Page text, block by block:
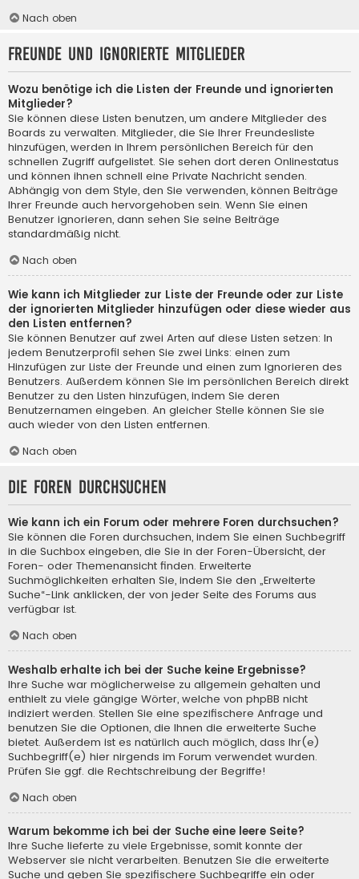
Nach oben
Freunde und ignorierte Mitglieder
Wozu benötige ich die Listen der Freunde und ignorierten
Mitglieder?
Sie können diese Listen benutzen, um andere Mitglieder des
Boards zu verwalten. Mitglieder, die Sie Ihrer Freundesliste
hinzufügen, werden in Ihrem persönlichen Bereich für den
schnellen Zugriff aufgelistet. Sie sehen dort deren Onlinestatus
und können ihnen schnell eine Private Nachricht senden.
Abhängig von dem Style, den Sie verwenden, können Beiträge
Ihrer Freunde auch hervorgehoben sein. Wenn Sie einen
Benutzer ignorieren, dann sehen Sie seine Beiträge
standardmäßig nicht.
Nach oben
Wie kann ich Mitglieder zur Liste der Freunde oder zur Liste
der ignorierten Mitglieder hinzufügen oder diese wieder aus
den Listen entfernen?
Sie können Benutzer auf zwei Arten auf diese Listen setzen: In
jedem Benutzerprofil sehen Sie zwei Links: einen zum
Hinzufügen zur Liste der Freunde und einen zum Ignorieren des
Benutzers. Außerdem können Sie im persönlichen Bereich direkt
Benutzer zu den Listen hinzufügen, indem Sie deren
Benutzernamen eingeben. An gleicher Stelle können Sie sie
auch wieder von den Listen entfernen.
Nach oben
Die Foren durchsuchen
Wie kann ich ein Forum oder mehrere Foren durchsuchen?
Sie können die Foren durchsuchen, indem Sie einen Suchbegriff
in die Suchbox eingeben, die Sie in der Foren-Übersicht, der
Foren- oder Themenansicht finden. Erweiterte
Suchmöglichkeiten erhalten Sie, indem Sie den „Erweiterte
Suche“-Link anklicken, der von jeder Seite des Forums aus
verfügbar ist.
Nach oben
Weshalb erhalte ich bei der Suche keine Ergebnisse?
Ihre Suche war möglicherweise zu allgemein gehalten und
enthielt zu viele gängige Wörter, welche von phpBB nicht
indiziert werden. Stellen Sie eine spezifischere Anfrage und
benutzen Sie die Optionen, die Ihnen die erweiterte Suche
bietet. Außerdem ist es natürlich auch möglich, dass Ihr(e)
Suchbegriff(e) hier nirgends im Forum verwendet wurden.
Prüfen Sie ggf. die Rechtschreibung der Begriffe!
Nach oben
Warum bekomme ich bei der Suche eine leere Seite?
Ihre Suche lieferte zu viele Ergebnisse, somit konnte der
Webserver sie nicht verarbeiten. Benutzen Sie die erweiterte
Suche und geben Sie spezifischere Suchbegriffe ein oder